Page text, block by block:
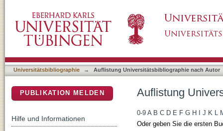
Universitätsbibliographie → Auflistung Universitätsbibliographie nach Autor
Auflistung
0-9 A B C D E F G H J K L
Oder geben Sie die ersten
PUBLIKATION MELDEN
Hilfe und Informationen